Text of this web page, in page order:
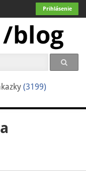
Prihlásenie
(3199)